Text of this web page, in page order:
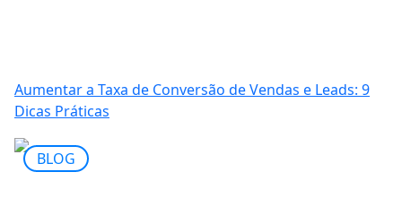
Aumentar a Taxa de Conversão de Vendas e Leads: 9
Dicas Práticas
BLOG